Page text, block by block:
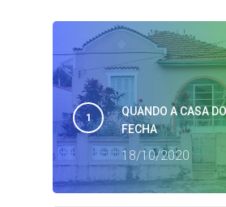
QUANDO A CASA
FECHA
18/10/2020